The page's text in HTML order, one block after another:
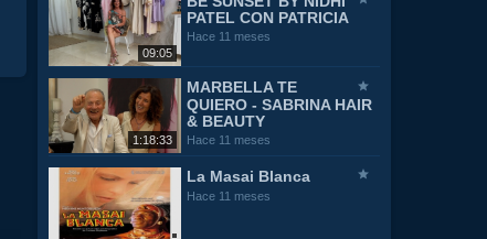
09:05
PATEL CON PATRICIA
Hace 11 meses
1:18:33
MARBELLA TE
QUIERO - SABRINA HAIR
& BEAUTY
Hace 11 meses
La Masai Blanca
Hace 11 meses